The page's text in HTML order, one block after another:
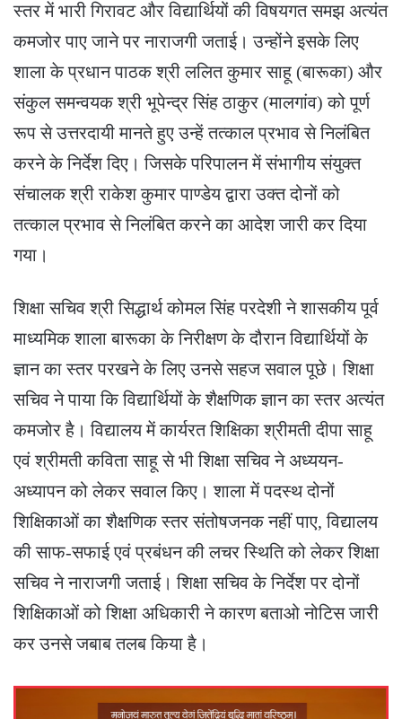
स्तर में भारी गिरावट और विद्यार्थियों की विषयगत समझ अत्यंत
कमजोर पाए जाने पर नाराजगी जताई। उन्होंने इसके लिए
शाला के प्रधान पाठक श्री ललित कुमार साहू (बारूका) और
संकुल समन्वयक श्री भूपेन्द्र सिंह ठाकुर (मालगांव) को पूर्ण
रूप से उत्तरदायी मानते हुए उन्हें तत्काल प्रभाव से निलंबित
करने के निर्देश दिए। जिसके परिपालन में संभागीय संयुक्त
संचालक श्री राकेश कुमार पाण्डेय द्वारा उक्त दोनों को
तत्काल प्रभाव से निलंबित करने का आदेश जारी कर दिया
गया।
शिक्षा सचिव श्री सिद्धार्थ कोमल सिंह परदेशी ने शासकीय पूर्व
माध्यमिक शाला बारूका के निरीक्षण के दौरान विद्यार्थियों के
ज्ञान का स्तर परखने के लिए उनसे सहज सवाल पूछे। शिक्षा
सचिव ने पाया कि विद्यार्थियों के शैक्षणिक ज्ञान का स्तर अत्यंत
कमजोर है। विद्यालय में कार्यरत शिक्षिका श्रीमती दीपा साहू
एवं श्रीमती कविता साहू से भी शिक्षा सचिव ने अध्ययन-
अध्यापन को लेकर सवाल किए। शाला में पदस्थ दोनों
शिक्षिकाओं का शैक्षणिक स्तर संतोषजनक नहीं पाए, विद्यालय
की साफ-सफाई एवं प्रबंधन की लचर स्थिति को लेकर शिक्षा
सचिव ने नाराजगी जताई। शिक्षा सचिव के निर्देश पर दोनों
शिक्षिकाओं को शिक्षा अधिकारी ने कारण बताओ नोटिस जारी
कर उनसे जबाब तलब किया है।